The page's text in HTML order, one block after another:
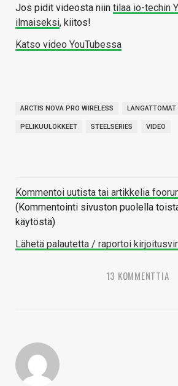
Jos pidit videosta niin tilaa io-techin
ilmaiseksi, kiitos!
Katso video YouTubessa
ARCTIS NOVA PRO WIRELESS LANGATTOMAT
PELIKUULOKKEET STEELSERIES VIDEO
Kommentoi uutista tai artikkelia
(Kommentointi sivuston puolella
käytöstä)
Lähetä palautetta / raportoi
13 KOMMENTTIA